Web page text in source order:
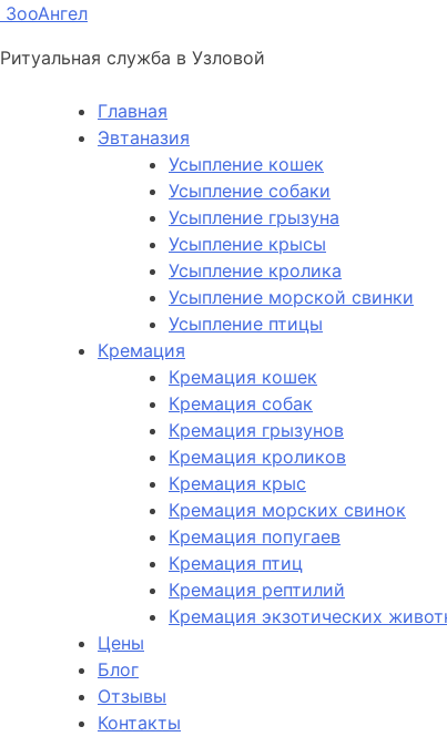
ЗооАнгел
Ритуальная служба в Узловой
Главная
Эвтаназия
Усыпление кошек
Усыпление собаки
Усыпление грызуна
Усыпление крысы
Усыпление кролика
Усыпление морской свинки
Усыпление птицы
Кремация
Кремация кошек
Кремация собак
Кремация грызунов
Кремация кроликов
Кремация крыс
Кремация морских свинок
Кремация попугаев
Кремация птиц
Кремация рептилий
Кремация экзотических
Цены
Блог
Отзывы
Контакты